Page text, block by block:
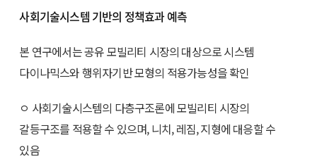
사회기술시스템 기반의 정책효과 예측
본 연구에서는 공유 모빌리티 시장의 대상으로 시스템
다이나믹스와 행위자기반 모형의 적용가능성을 확인
ㅇ 사회기술시스템의 다층구조론에 모빌리티 시장의
갈등구조를 적용할 수 있으며, 니치, 레짐, 지형에 대응할 수
있음